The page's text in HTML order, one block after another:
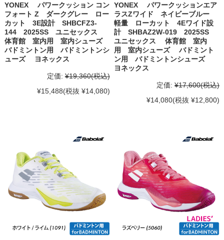
YONEX パワークッション コン
フォート Z ダークグレー ロー
カット 3E設計 SHBCFZ3-
144 2025SS ユニセックス
体育館 室内用 室内シューズ
バドミントン用 バドミントンシ
ューズ ヨネックス
定価: ¥19,360(税込)
¥15,488(税抜 ¥14,080)
YONEX パワークッションエア
ラスZワイド ネイビーブルー
軽量 ローカット 4Eワイド設
計 SHBAZ2W-019 2025SS
ユニセックス 体育館 室内
用 室内シューズ バドミント
ン用 バドミントンシューズ
ヨネックス
定価: ¥17,600(税込)
¥14,080(税抜 ¥12,800)